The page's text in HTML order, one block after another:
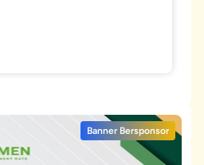
Banner Bersponsor